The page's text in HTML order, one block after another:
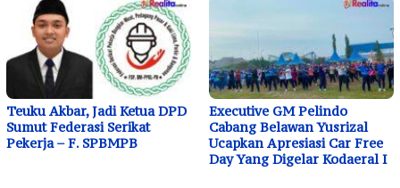
Teuku Akbar, Jadi Ketua DPD
Sumut Federasi Serikat
Pekerja – F. SPBMPB
Executive GM Pelindo
Cabang Belawan Yusrizal
Ucapkan Apresiasi Car Free
Day Yang Digelar Kodaeral I